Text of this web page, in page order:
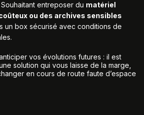
Souhaitant entreposer du matériel
ou des archives sensibles
un box sécurisé avec conditions de
vos évolutions futures : il est
solution qui vous laisse de la marge,
en cours de route faute d’espace